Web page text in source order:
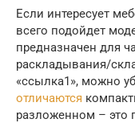
Если интересует
всего подойдет
предназначен для
раскладывания/
«ссылка1», можно
отличаются
разложенном – это